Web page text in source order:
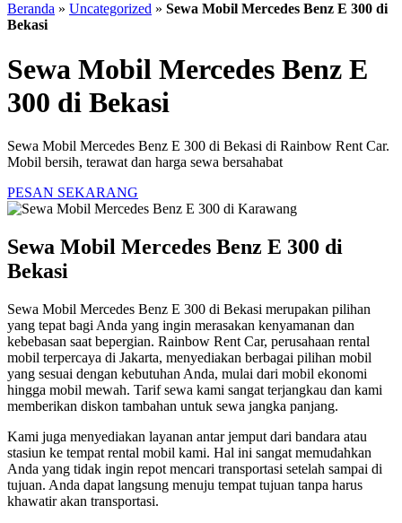
Beranda » Uncategorized » Sewa Mobil Mercedes Benz E 300 di
Bekasi
Sewa Mobil Mercedes Benz E
300 di Bekasi
Sewa Mobil Mercedes Benz E 300 di Bekasi di Rainbow Rent Car.
Mobil bersih, terawat dan harga sewa bersahabat
PESAN SEKARANG
Sewa Mobil Mercedes Benz E 300 di
Bekasi
Sewa Mobil Mercedes Benz E 300 di Bekasi merupakan pilihan
yang tepat bagi Anda yang ingin merasakan kenyamanan dan
kebebasan saat bepergian. Rainbow Rent Car, perusahaan rental
mobil terpercaya di Jakarta, menyediakan berbagai pilihan mobil
yang sesuai dengan kebutuhan Anda, mulai dari mobil ekonomi
hingga mobil mewah. Tarif sewa kami sangat terjangkau dan kami
memberikan diskon tambahan untuk sewa jangka panjang.
Kami juga menyediakan layanan antar jemput dari bandara atau
stasiun ke tempat rental mobil kami. Hal ini sangat memudahkan
Anda yang tidak ingin repot mencari transportasi setelah sampai di
tujuan. Anda dapat langsung menuju tempat tujuan tanpa harus
khawatir akan transportasi.